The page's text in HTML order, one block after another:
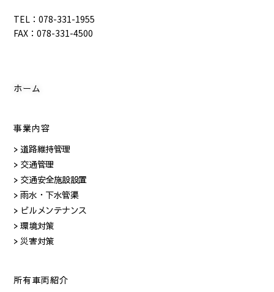
TEL：078-331-1955
FAX：078-331-4500
ホーム
事業内容
> 道路維持管理
> 交通管理
> 交通安全施設設置
> 雨水・下水管渠
> ビルメンテナンス
> 環境対策
> 災害対策
所有車両紹介